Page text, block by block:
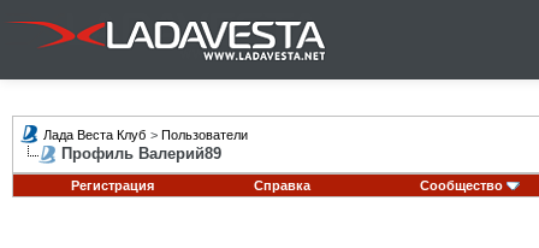
Лада Веста Клуб > Пользователи
Профиль Валерий89
Регистрация Справка Сообщество